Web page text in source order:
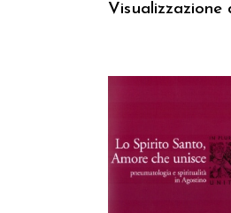
Visualizzazione